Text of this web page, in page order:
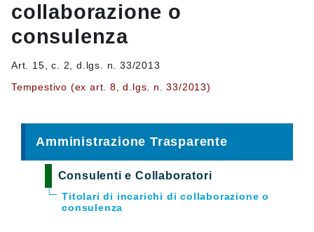
collaborazione o
consulenza
Art. 15, c. 2, d.lgs. n. 33/2013
Tempestivo (ex art. 8, d.lgs. n. 33/2013)
Amministrazione Trasparente
Consulenti e Collaboratori
Titolari di incarichi di collaborazione o
consulenza